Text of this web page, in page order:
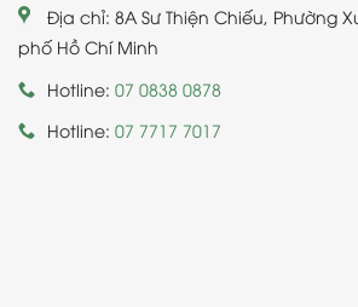
Địa chỉ: 8A Sư Thiện Chiếu, Phường
phố Hồ Chí Minh
Hotline: 07 0838 0878
Hotline: 07 7717 7017